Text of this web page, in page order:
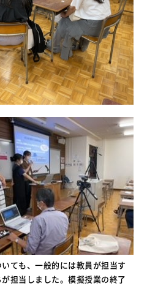
ても、一般的には教員が担当す
担当しました。模擬授業の終了